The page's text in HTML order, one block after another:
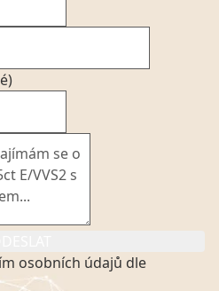
osobních údajů dle